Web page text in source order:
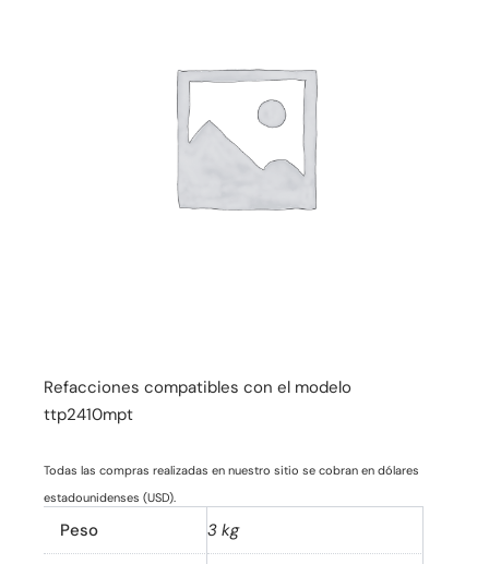
Refacciones compatibles con el modelo
ttp2410mpt
Todas las compras realizadas en nuestro sitio se cobran en dólares
estadounidenses (USD).
Peso 3 kg